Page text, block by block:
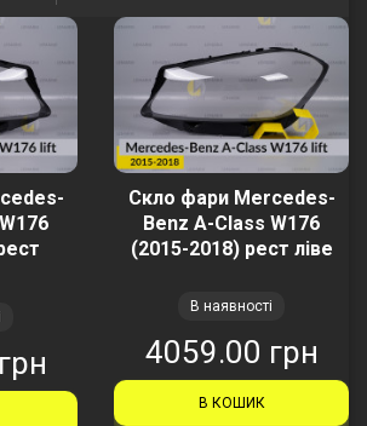
Скло фари Mercedes-
Benz A-Class W176
(2015-2018) рест ліве
В наявності
4059.00 грн
В КОШИК